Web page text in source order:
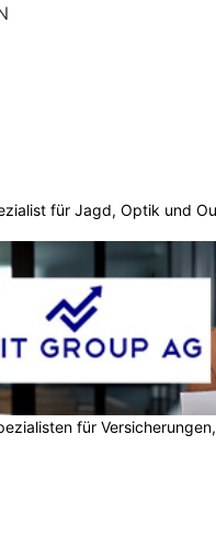
für Jagd, Optik und
für